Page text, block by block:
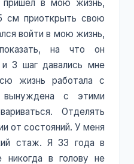
в мою жизнь,
см приоткрыть свою
войти в мою жизнь,
на что он
3 шаг давались мне
жизнь работала с
с этими
Отделять
от состояний. У меня
стаж. Я 33 года в
никогда в голову не